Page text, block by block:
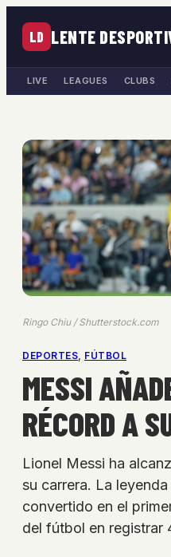
LD LENTE
LIVE LEAGUES CLUBS
Ringo Chiu / Shutterstock.com
DEPORTES, FÚTBOL
MESSI
RÉCORD A
Lionel Messi ha
su carrera. La
convertido en el
del fútbol en registrar